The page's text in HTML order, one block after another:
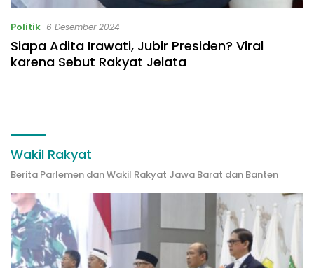
Politik 6 Desember 2024
Siapa Adita Irawati, Jubir Presiden? Viral
karena Sebut Rakyat Jelata
Wakil Rakyat
Berita Parlemen dan Wakil Rakyat Jawa Barat dan Banten